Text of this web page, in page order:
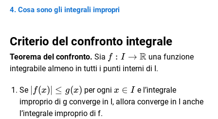
Cosa sono gli integrali impropri
Criterio del confronto integrale
Teorema del confronto. Sia f:I\to
\mathbb{R}
f : I → R una funzione
integrabile almeno in tutti i punti interni di I.
Se
|f(x)|\le
g(x)
f(x) ≤ g(x) per ogni x\in
I
x ∈ Ie l’integrale
improprio di g converge in I, allora converge in I anche
l’integrale improprio di f.